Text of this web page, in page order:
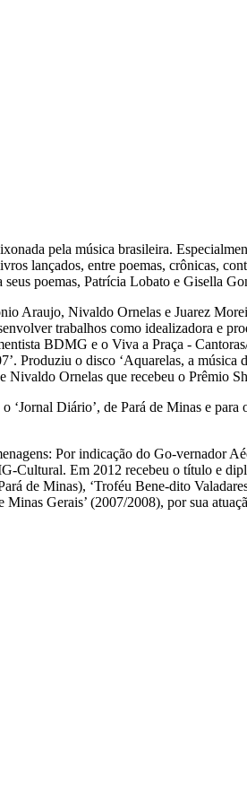
pela música brasileira.
lançados, entre poemas, crônicas,
poemas, Patrícia Lobato e Gisella
Araujo, Nivaldo Ornelas e Juarez
trabalhos como idealizadora e
BDMG e o Viva a Praça -
Produziu o disco ‘Aquarelas, a
Nivaldo Ornelas que recebeu o Prêmio
‘Jornal Diário’, de Pará de Minas e
Por indicação do Go-vernador
Cultural. Em 2012 recebeu o título e
de Minas), ‘Troféu Bene-dito
Minas Gerais’ (2007/2008), por sua